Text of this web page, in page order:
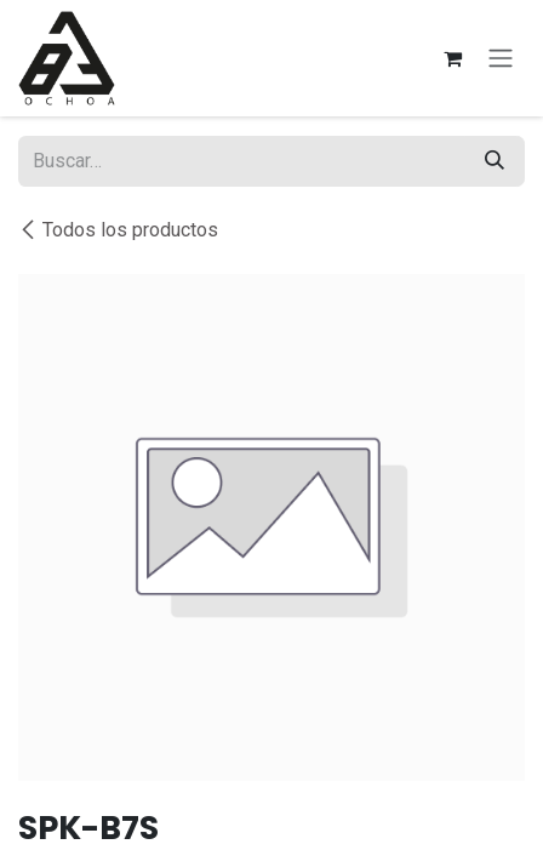
Ir al contenido
Todos los productos
SPK-B7S